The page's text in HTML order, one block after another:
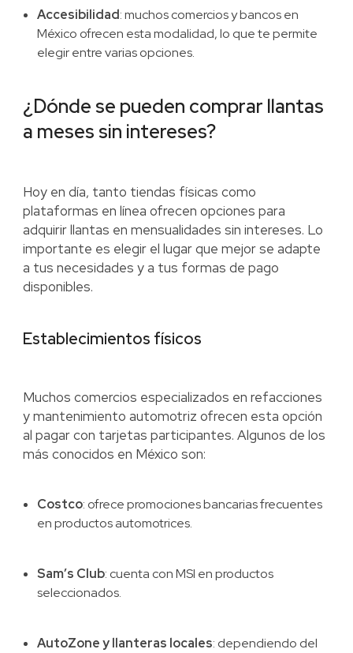
Accesibilidad: muchos comercios y bancos en
México ofrecen esta modalidad, lo que te permite
elegir entre varias opciones.
¿Dónde se pueden comprar llantas
a meses sin intereses?
Hoy en día, tanto tiendas físicas como
plataformas en línea ofrecen opciones para
adquirir llantas en mensualidades sin intereses. Lo
importante es elegir el lugar que mejor se adapte
a tus necesidades y a tus formas de pago
disponibles.
Establecimientos físicos
Muchos comercios especializados en refacciones
y mantenimiento automotriz ofrecen esta opción
al pagar con tarjetas participantes. Algunos de los
más conocidos en México son:
Costco: ofrece promociones bancarias frecuentes
en productos automotrices.
Sam’s Club: cuenta con MSI en productos
seleccionados.
AutoZone y llanteras locales: dependiendo del